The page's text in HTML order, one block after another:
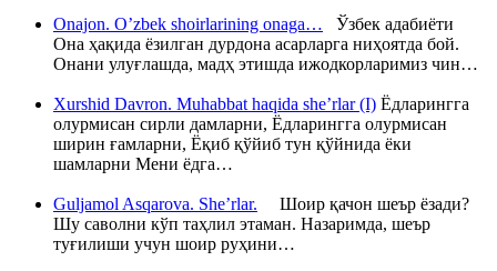
Onajon. O’zbek shoirlarining onaga… Ўзбек адабиёти
Она ҳақида ёзилган дурдона асарларга ниҳоятда бой.
Онани улуғлашда, мадҳ этишда ижодкорларимиз чин…
Xurshid Davron. Muhabbat haqida she’rlar (I) Ёдларингга
олурмисан сирли дамларни, Ёдларингга олурмисан
ширин ғамларни, Ёқиб қўйиб тун қўйнида ёки
шамларни Мени ёдга…
Guljamol Asqarova. She’rlar. Шоир қачон шеър ёзади?
Шу саволни кўп таҳлил этаман. Назаримда, шеър
туғилиши учун шоир руҳини…